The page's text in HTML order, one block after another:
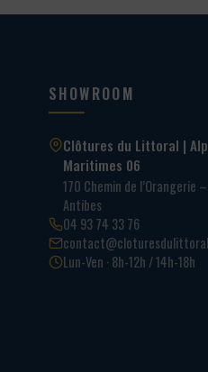
SHOWROOM
Clôtures du Littoral |
Maritimes 06
170 Chemin de l’Orangerie
Antibes
04 93 74 33 76
Lun-Ven · 8h-12h / 14h-18h